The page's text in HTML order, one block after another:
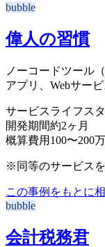
bubble
偉人の習慣
ノーコードツール
アプリ、Webサー
サービスライフス
開発期間約2ヶ月
概算費用 100〜200
※同等のサービス
この事例をもとに
bubble
会計税務君